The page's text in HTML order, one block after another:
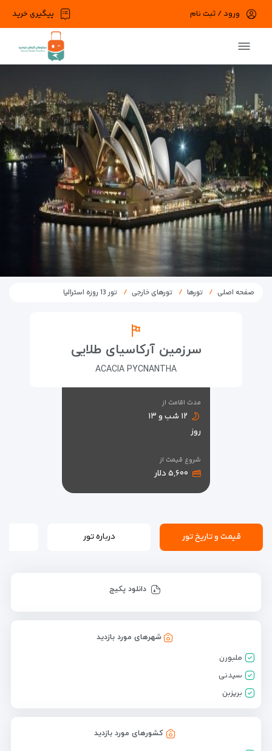
پیگیری خرید ورود / ثبت نام
صفحه اصلی تورها تورهای خارجی تور 13 روزه استرالیا
سرزمین آرکاسیای طلایی
ACACIA PYCNANTHA
مدت اقامت از
۱۲ شب و ۱۳
روز
شروع قیمت از
۵,۶۰۰ دلار
قیمت و تاریخ تور درباره تور
دانلود پکیج
شهرهای مورد بازدید
ملبورن
سیدنی
بریزبن
کشورهای مورد بازدید